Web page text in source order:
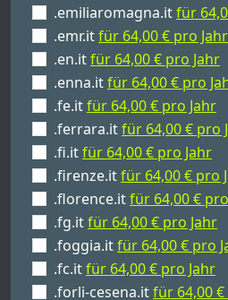
.emiliaromagna.itfür
.emr.itfür 64,00 € pro Jahr
.en.itfür 64,00 € pro Jahr
.enna.itfür 64,00 € pro
.fe.itfür 64,00 € pro Jahr
.ferrara.itfür 64,00 € pro
.fi.itfür 64,00 € pro Jahr
.firenze.itfür 64,00 € pro
.florence.itfür 64,00 €
.fg.itfür 64,00 € pro Jahr
.foggia.itfür 64,00 € pro
.fc.itfür 64,00 € pro Jahr
.forli-cesena.itfür 64,00